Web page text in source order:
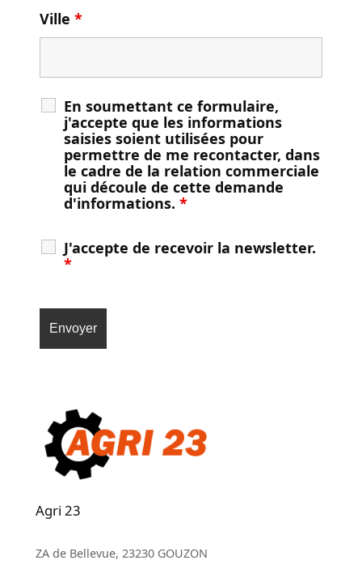
Ville *
En soumettant ce formulaire,
j'accepte que les informations
saisies soient utilisées pour
permettre de me recontacter, dans
le cadre de la relation commerciale
qui découle de cette demande
d'informations. *
J'accepte de recevoir la newsletter.
*
Agri 23
ZA de Bellevue, 23230 GOUZON